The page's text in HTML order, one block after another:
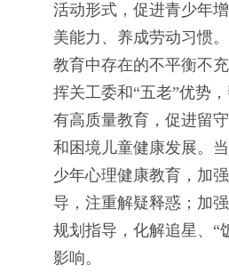
活动形式，促进青少年
美能力、养成劳动习惯
教育中存在的不平衡不
挥关工委和“五老”优势
有高质量教育，促进留
和困境儿童健康发展。
少年心理健康教育，加
导，注重解疑释惑；加
规划指导，化解追星、“
影响。